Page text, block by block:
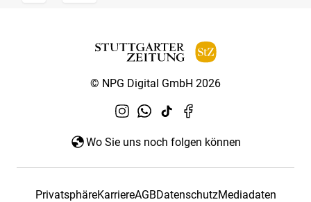
© NPG Digital GmbH 2026
Wo Sie uns noch folgen können
PrivatsphäreKarriereAGBDatenschutzMediadaten